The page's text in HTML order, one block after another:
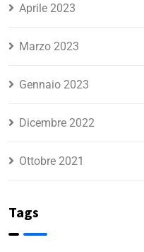
Aprile 2023
Marzo 2023
Gennaio 2023
Dicembre 2022
Ottobre 2021
Tags